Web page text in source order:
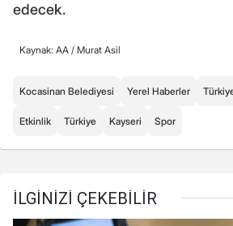
edecek.
Kaynak: AA / Murat Asil
Kocasinan Belediyesi Yerel Haberler
Etkinlik Türkiye Kayseri Spor